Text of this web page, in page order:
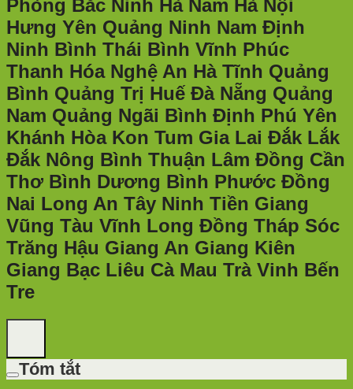
Phòng Bắc Ninh Hà Nam Hà Nội
Hưng Yên Quảng Ninh Nam Định
Ninh Bình Thái Bình Vĩnh Phúc
Thanh Hóa Nghệ An Hà Tĩnh Quảng
Bình Quảng Trị Huế Đà Nẵng Quảng
Nam Quảng Ngãi Bình Định Phú Yên
Khánh Hòa Kon Tum Gia Lai Đắk Lắk
Đắk Nông Bình Thuận Lâm Đồng Cần
Thơ Bình Dương Bình Phước Đồng
Nai Long An Tây Ninh Tiền Giang
Vũng Tàu Vĩnh Long Đồng Tháp Sóc
Trăng Hậu Giang An Giang Kiên
Giang Bạc Liêu Cà Mau Trà Vinh Bến
Tre
Tóm tắt